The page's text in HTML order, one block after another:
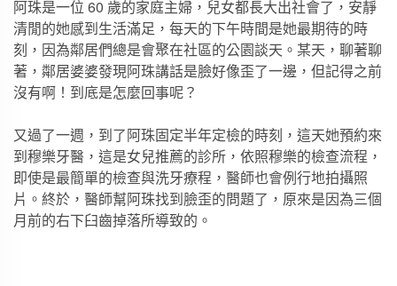
阿珠是一位 60 歲的家庭主婦，兒女都長大出社會了，安靜
清閒的她感到生活滿足，每天的下午時間是她最期待的時
刻，因為鄰居們總是會聚在社區的公園談天。某天，聊著聊
著，鄰居婆婆發現阿珠講話是臉好像歪了一邊，但記得之前
沒有啊！到底是怎麼回事呢？
又過了一週，到了阿珠固定半年定檢的時刻，這天她預約來
到穆樂牙醫，這是女兒推薦的診所，依照穆樂的檢查流程，
即使是最簡單的檢查與洗牙療程，醫師也會例行地拍攝照
片。終於，醫師幫阿珠找到臉歪的問題了，原來是因為三個
月前的右下臼齒掉落所導致的。